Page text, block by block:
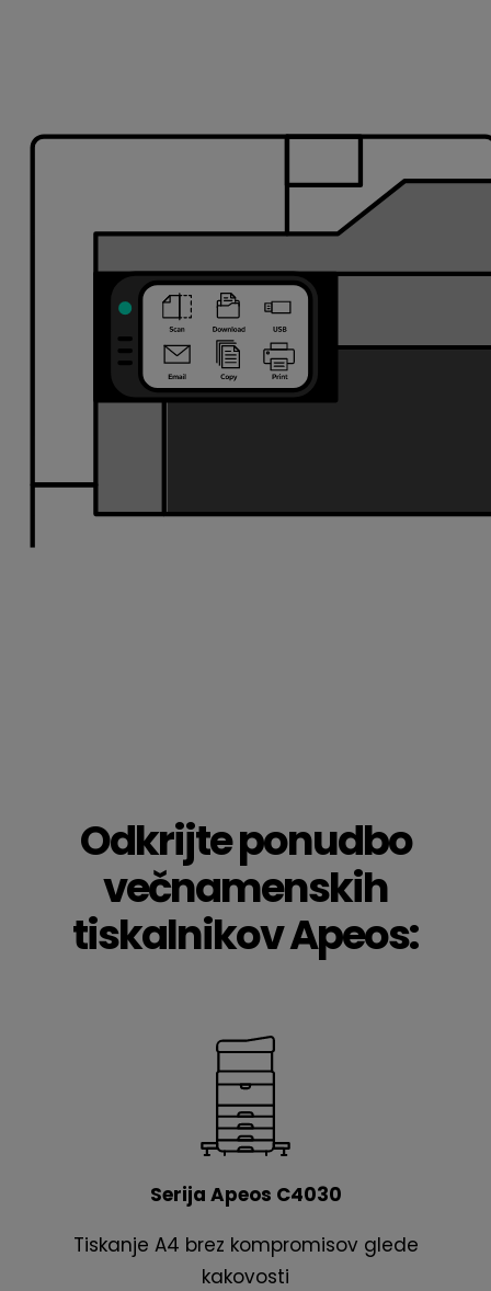
Odkrijte ponudbo
večnamenskih
tiskalnikov Apeos:
Serija Apeos C4030
Tiskanje A4 brez kompromisov glede
kakovosti